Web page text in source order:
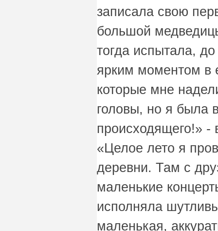
записала свою
большой
тогда испытала,
ярким моментом в
которые мне
головы, но я была
происходящего!»
«Целое лето я
деревни. Там с
маленькие
исполняла
маленькая,